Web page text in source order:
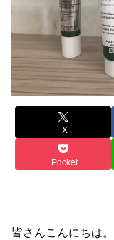
X
Pocket
皆さんこんにちは。